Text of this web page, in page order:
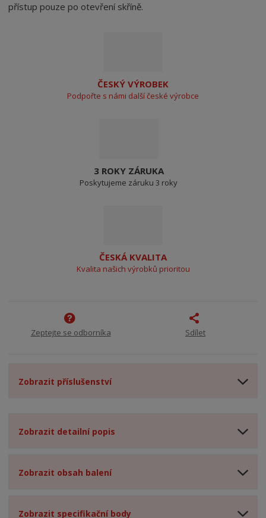
přístup pouze po otevření skříně.
ČESKÝ VÝROBEK
Podpořte s námi další české výrobce
3 ROKY ZÁRUKA
Poskytujeme záruku 3 roky
ČESKÁ KVALITA
Kvalita našich výrobků prioritou
Zeptejte se odborníka Sdílet
Zobrazit příslušenství
Zobrazit detailní popis
Zobrazit obsah balení
Zobrazit specifikační body